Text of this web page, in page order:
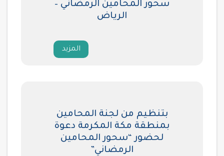
سحور المحامين الرمضاني –
الرياض
المزيد
بتنظيم من لجنة المحامين
بمنطقة مكة المكرمة دعوة
لحضور “سحور المحامين
الرمضاني”